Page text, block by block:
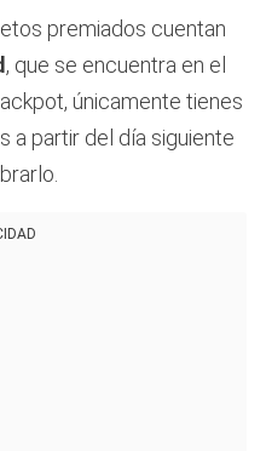
premiados cuentan
, que se encuentra en el
únicamente tienes
a partir del día siguiente